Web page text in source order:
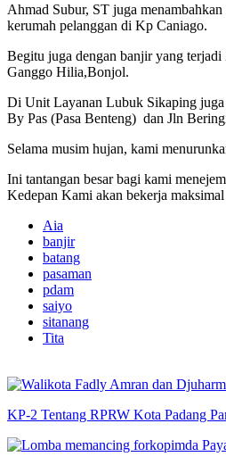
Ahmad Subur, ST juga
kerumah pelanggan di Kp Caniago.
Begitu juga dengan banjir yang
Ganggo Hilia,Bonjol.
Di Unit Layanan Lubuk Sikaping juga
By Pas (Pasa Benteng) dan Jln
Selama musim hujan, kami
Ini tantangan besar bagi kami
Kedepan Kami akan bekerja
Aia
banjir
batang
pasaman
pdam
saiyo
sitanang
Tita
KP-2 Tentang RPRW Kota Padang